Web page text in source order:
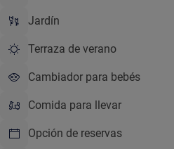
Jardín
Terraza de verano
Cambiador para bebés
Comida para llevar
Opción de reservas